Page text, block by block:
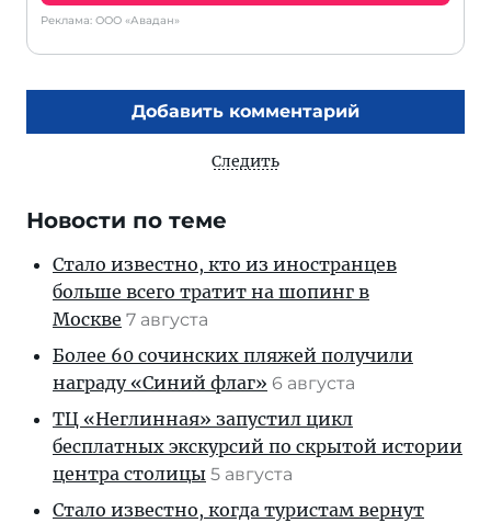
Реклама: ООО «Авадан»
Добавить комментарий
Следить
Новости по теме
Стало известно, кто из иностранцев
больше всего тратит на шопинг в
Москве 7 августа
Более 60 сочинских пляжей получили
награду «Синий флаг» 6 августа
ТЦ «Неглинная» запустил цикл
бесплатных экскурсий по скрытой истории
центра столицы 5 августа
Стало известно, когда туристам вернут